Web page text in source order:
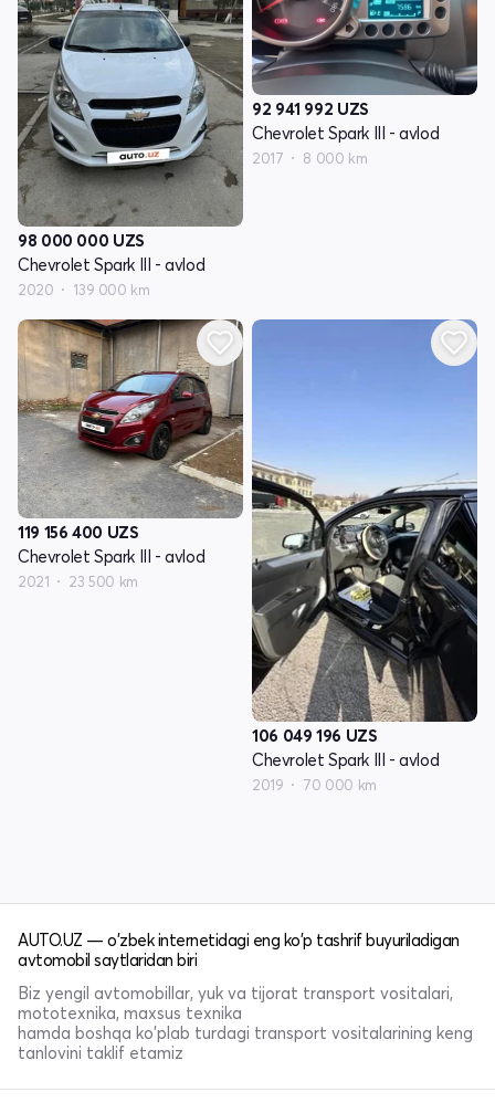
98 000 000 UZS
Chevrolet Spark III - avlod
2020 139 000 km
92 941 992 UZS
Chevrolet Spark III - avlod
2017 8 000 km
119 156 400 UZS
Chevrolet Spark III - avlod
2021 23 500 km
106 049 196 UZS
Chevrolet Spark III - avlod
2019 70 000 km
AUTO.UZ — o'zbek internetidagi eng ko'p tashrif buyuriladigan
avtomobil saytlaridan biri
Biz yengil avtomobillar, yuk va tijorat transport vositalari,
mototexnika, maxsus texnika
hamda boshqa ko'plab turdagi transport vositalarining keng
tanlovini taklif etamiz